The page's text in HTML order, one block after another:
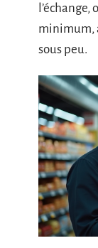
minimum,
sous peu.